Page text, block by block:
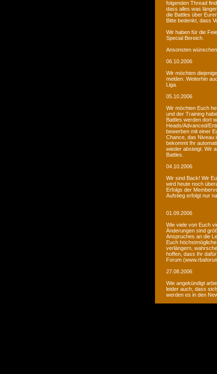
folgenden Thread
dass alles was
die Battles über
Bitte bedenkt, dass
Wir haben für die
Special Bereich.
Ansonsten
06.10.2006
Wir möchten
melden. Weiterhin
Liga.
05.10.2006
Wir möchten Euch
und der Training
Battles werden dort
Heads/Advanced/
bewerben mit einer
Chance, das Niveau
bekommt Ihr
wieder absteigt. Wir
Battles.
04.10.2006
Wir sind Back! Wir
wird heute noch
Erfolgs der
Aufstieg erfolgt nur
01.09.2006
Wie viele von Euch
Änderungen sind
Anspruches an die
Euch
verlängern,
hoffen, dass Ihr
Forum
27.08.2006
Wie angekündigt
leider auch, dass
werden es in den